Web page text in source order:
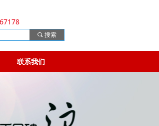
联系我们
끠 搜索